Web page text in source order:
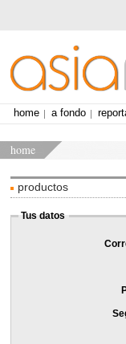
home
home a fondo
productos
Tus datos